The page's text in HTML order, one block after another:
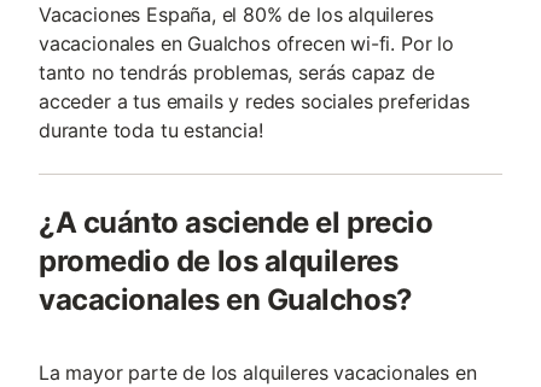
Vacaciones España, el 80% de los alquileres
vacacionales en Gualchos ofrecen wi-fi. Por lo
tanto no tendrás problemas, serás capaz de
acceder a tus emails y redes sociales preferidas
durante toda tu estancia!
¿A cuánto asciende el precio
promedio de los alquileres
vacacionales en Gualchos?
La mayor parte de los alquileres vacacionales en